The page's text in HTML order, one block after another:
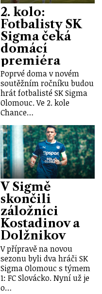
2. kolo:
Fotbalisty SK
Sigma čeká
domácí
premiéra
Poprvé doma v novém
soutěžním ročníku budou
hrát fotbalisté SK Sigma
Olomouc. Ve 2. kole
Chance…
V Sigmě
skončili
záložníci
Kostadinov a
Dolžnikov
V přípravě na novou
sezonu byli dva hráči SK
Sigma Olomouc s týmem
1: FC Slovácko. Nyní už je
o…